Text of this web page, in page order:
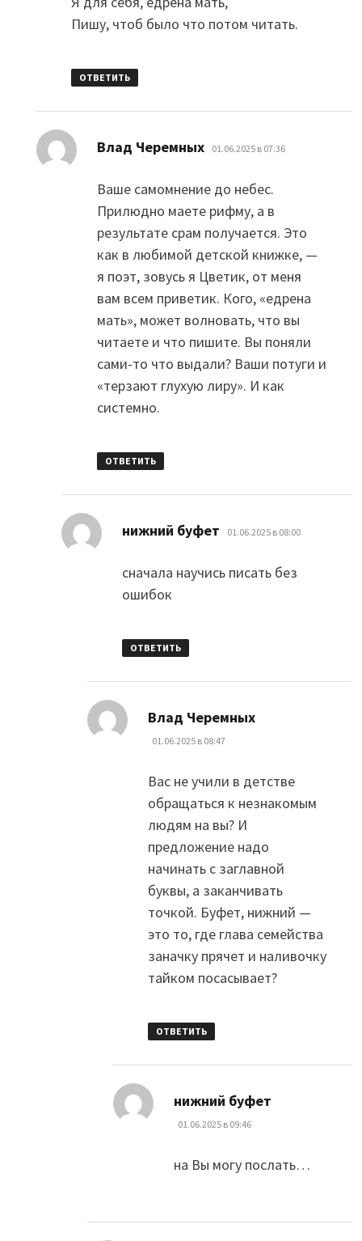
Пишу, чтоб было что потом читать.
ОТВЕТИТЬ
Влад Черемных: 01.06.2025 в 07:36
Ваше самомнение до небес.
Прилюдно маете рифму, а в
результате срам получается. Это
как в любимой детской книжке, —
я поэт, зовусь я Цветик, от меня
вам всем приветик. Кого, «едрена
мать», может волновать, что вы
читаете и что пишите. Вы поняли
сами-то что выдали? Ваши потуги и
«терзают глухую лиру». И как
системно.
ОТВЕТИТЬ
нижний буфет 01.06.2025 в 08:00
сначала научись писать без
ошибок
ОТВЕТИТЬ
Влад Черемных
01.06.2025 в 08:47
Вас не учили в детстве
обращаться к незнакомым
людям на вы? И
предложение надо
начинать с заглавной
буквы, а заканчивать
точкой. Буфет, нижний —
это то, где глава семейства
заначку прячет и наливочку
тайком посасывает?
ОТВЕТИТЬ
нижний буфет
01.06.2025 в 09:46
на Вы могу послать…